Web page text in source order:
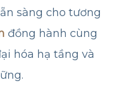
sàng cho tương
đồng hành cùng
hóa hạ tầng và